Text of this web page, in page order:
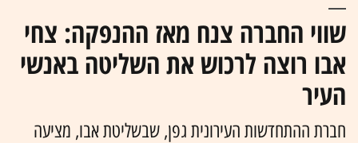
שווי החברה צנח מאז ההנפקה: צחי
אבו רוצה לרכוש את השליטה באנשי
העיר
חברת ההתחדשות העירונית גפן, שבשליטת אבו, מציעה